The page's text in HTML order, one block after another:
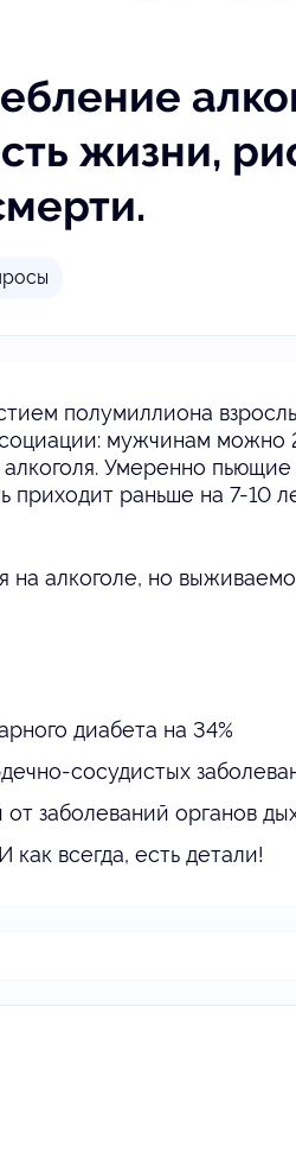
жизни,
полумиллиона
мужчинам
Умеренно пьющие
раньше на 7-10
на алкоголе, но
диабета на 34%
сосудистых
заболеваний органов
всегда, есть детали!